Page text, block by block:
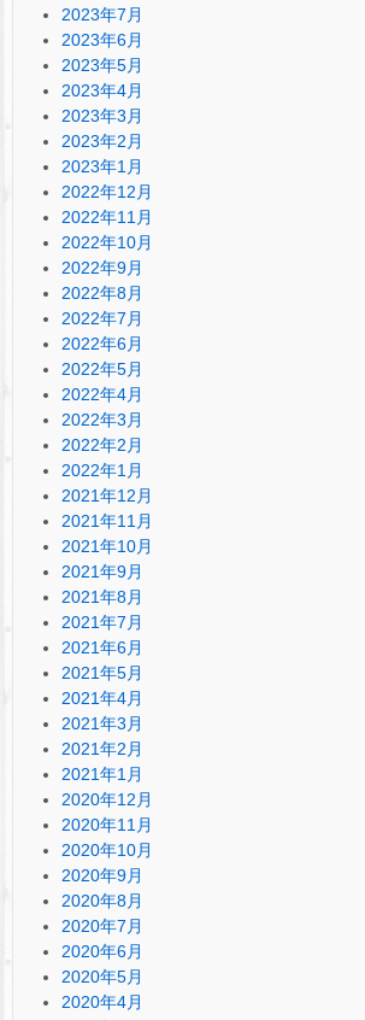
2023年7月
2023年6月
2023年5月
2023年4月
2023年3月
2023年2月
2023年1月
2022年12月
2022年11月
2022年10月
2022年9月
2022年8月
2022年7月
2022年6月
2022年5月
2022年4月
2022年3月
2022年2月
2022年1月
2021年12月
2021年11月
2021年10月
2021年9月
2021年8月
2021年7月
2021年6月
2021年5月
2021年4月
2021年3月
2021年2月
2021年1月
2020年12月
2020年11月
2020年10月
2020年9月
2020年8月
2020年7月
2020年6月
2020年5月
2020年4月